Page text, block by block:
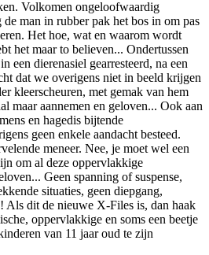
Volkomen ongeloofwaardig
man in rubber pak het bos in om pas
Het hoe, wat en waarom wordt
het maar to believen... Ondertussen
een dierenasiel gearresteerd, na een
dat we overigens niet in beeld krijgen
kleerscheuren, met gemak van hem
maar aannemen en geloven... Ook aan
en hagedis bijtende
geen enkele aandacht besteed.
meneer. Nee, je moet wel een
om al deze oppervlakkige
Geen spanning of suspense,
situaties, geen diepgang,
Als dit de nieuwe X-Files is, dan haak
oppervlakkige en soms een beetje
van 11 jaar oud te zijn